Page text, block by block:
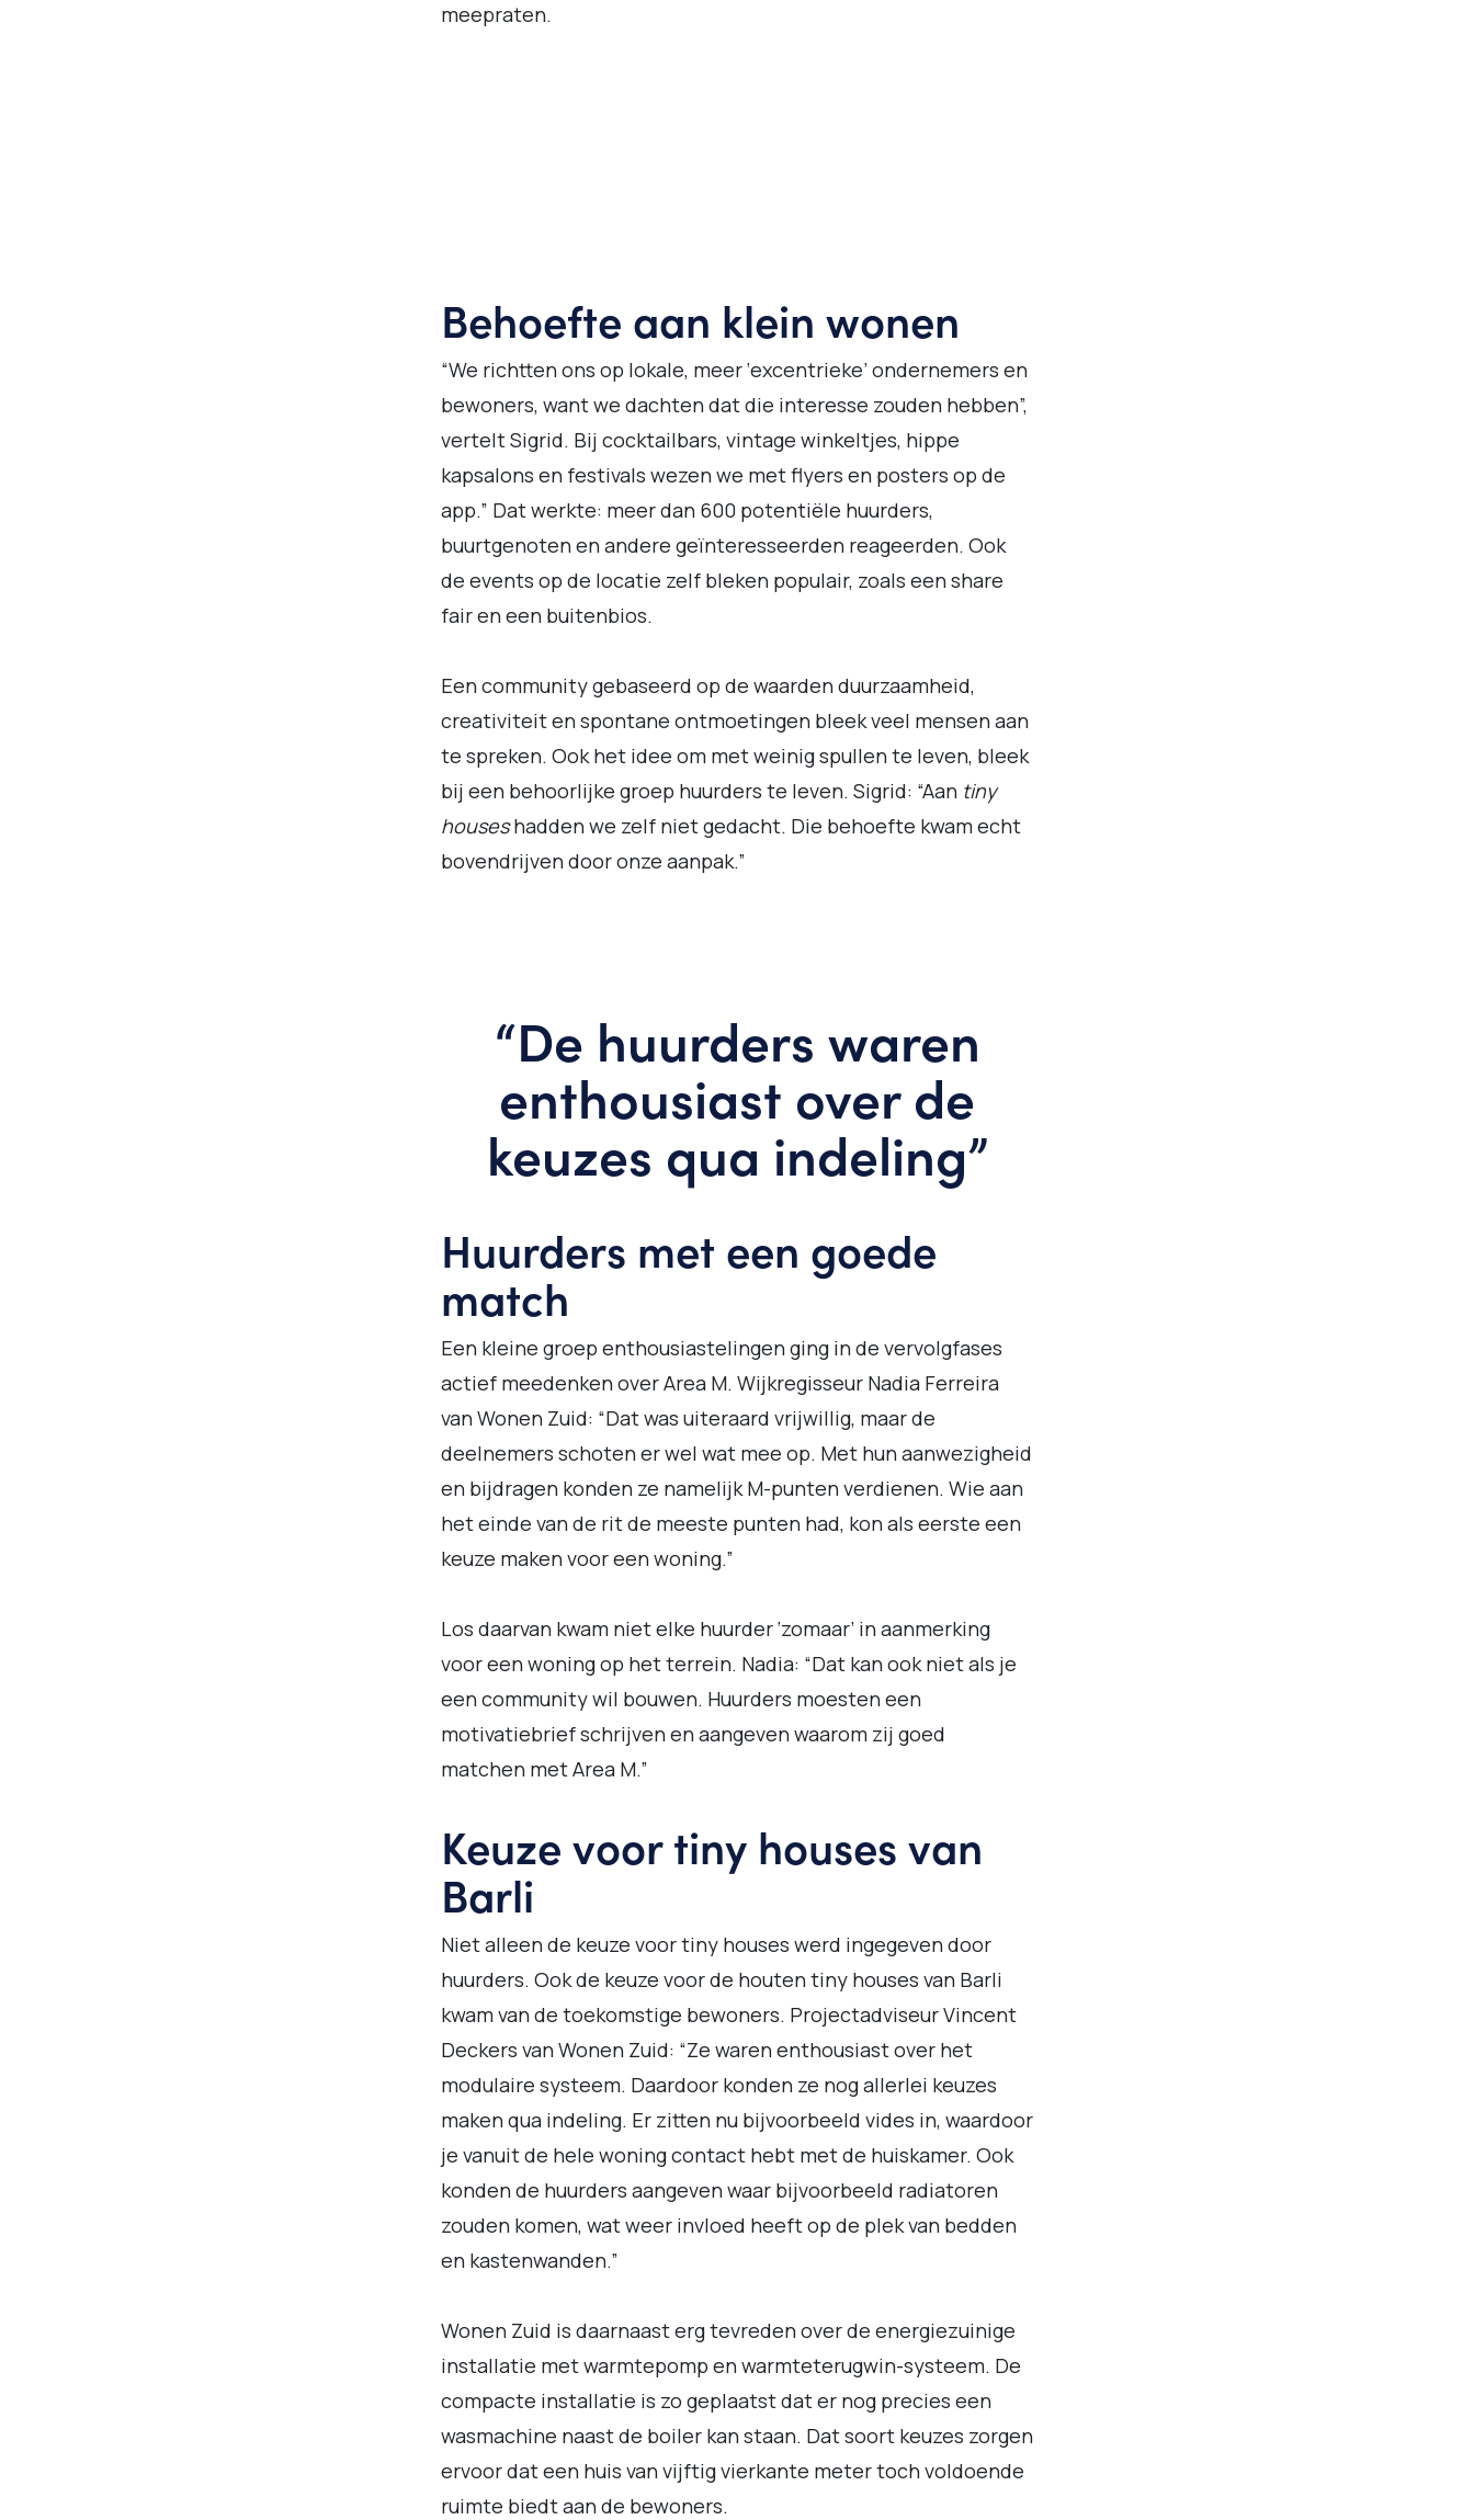
meepraten.
Behoefte aan klein wonen
“We richtten ons op lokale, meer ‘excentrieke’ ondernemers en
bewoners, want we dachten dat die interesse zouden hebben”,
vertelt Sigrid. Bij cocktailbars, vintage winkeltjes, hippe
kapsalons en festivals wezen we met flyers en posters op de
app.” Dat werkte: meer dan 600 potentiële huurders,
buurtgenoten en andere geïnteresseerden reageerden. Ook
de events op de locatie zelf bleken populair, zoals een share
fair en een buitenbios.
Een community gebaseerd op de waarden duurzaamheid,
creativiteit en spontane ontmoetingen bleek veel mensen aan
te spreken. Ook het idee om met weinig spullen te leven, bleek
bij een behoorlijke groep huurders te leven. Sigrid: “Aan tiny
houseshadden we zelf niet gedacht. Die behoefte kwam echt
bovendrijven door onze aanpak.”
“De huurders waren
enthousiast over de
keuzes qua indeling”
Huurders met een goede
match
Een kleine groep enthousiastelingen ging in de vervolgfases
actief meedenken over Area M. Wijkregisseur Nadia Ferreira
van Wonen Zuid: “Dat was uiteraard vrijwillig, maar de
deelnemers schoten er wel wat mee op. Met hun aanwezigheid
en bijdragen konden ze namelijk M-punten verdienen. Wie aan
het einde van de rit de meeste punten had, kon als eerste een
keuze maken voor een woning.”
Los daarvan kwam niet elke huurder ‘zomaar’ in aanmerking
voor een woning op het terrein. Nadia: “Dat kan ook niet als je
een community wil bouwen. Huurders moesten een
motivatiebrief schrijven en aangeven waarom zij goed
matchen met Area M.”
Keuze voor tiny houses van
Barli
Niet alleen de keuze voor tiny houses werd ingegeven door
huurders. Ook de keuze voor de houten tiny houses van Barli
kwam van de toekomstige bewoners. Projectadviseur Vincent
Deckers van Wonen Zuid: “Ze waren enthousiast over het
modulaire systeem. Daardoor konden ze nog allerlei keuzes
maken qua indeling. Er zitten nu bijvoorbeeld vides in, waardoor
je vanuit de hele woning contact hebt met de huiskamer. Ook
konden de huurders aangeven waar bijvoorbeeld radiatoren
zouden komen, wat weer invloed heeft op de plek van bedden
en kastenwanden.”
Wonen Zuid is daarnaast erg tevreden over de energiezuinige
installatie met warmtepomp en warmteterugwin-systeem. De
compacte installatie is zo geplaatst dat er nog precies een
wasmachine naast de boiler kan staan. Dat soort keuzes zorgen
ervoor dat een huis van vijftig vierkante meter toch voldoende
ruimte biedt aan de bewoners.